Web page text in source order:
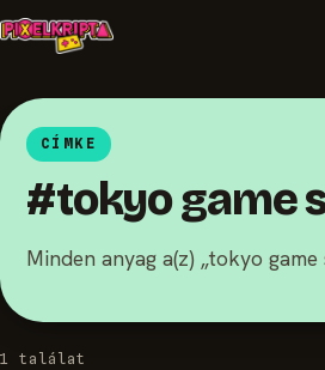
CÍMKE
#tokyo game
Minden anyag a(z) „tokyo
1 találat